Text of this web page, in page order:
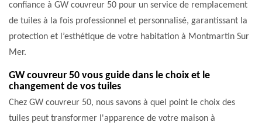
confiance à GW couvreur 50 pour un service de remplacement
de tuiles à la fois professionnel et personnalisé, garantissant la
protection et l’esthétique de votre habitation à Montmartin Sur
Mer.
GW couvreur 50 vous guide dans le choix et le
changement de vos tuiles
Chez GW couvreur 50, nous savons à quel point le choix des
tuiles peut transformer l'apparence de votre maison à